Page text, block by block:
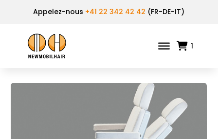
Appelez-nous +41 22 342 42 42 (FR-DE-IT)
1